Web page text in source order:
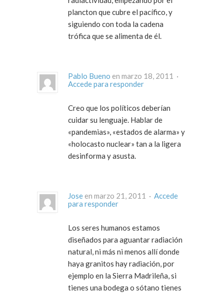
plancton que cubre el pacífico, y
siguiendo con toda la cadena
trófica que se alimenta de él.
Pablo Bueno
en marzo 18, 2011 ·
Accede para responder
Creo que los políticos deberían
cuidar su lenguaje. Hablar de
«pandemias», «estados de alarma» y
«holocasto nuclear» tan a la ligera
desinforma y asusta.
Jose en marzo 21, 2011 · Accede
para responder
Los seres humanos estamos
diseñados para aguantar radiación
natural, ni más ni menos allí donde
haya granitos hay radiación, por
ejemplo en la Sierra Madrileña, si
tienes una bodega o sótano tienes